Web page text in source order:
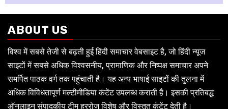
ABOUT US
विश्व में सबसे तेजी से बढ़ती हुई हिंदी समाचार वेबसाइट है, जो हिंदी न्यूज
साइटों में सबसे अधिक विश्वसनीय, प्रामाणिक और निष्पक्ष समाचार अपने
समर्पित पाठक वर्ग तक पहुंचाती है। यह अन्य भाषाई साइटों की तुलना में
अधिक विविधतापूर्ण मल्टीमीडिया कंटेंट उपलब्ध कराती है। इसकी प्रतिबद्ध
ऑनलाइन संपादकीय टीम हररोज विशेष और विस्तृत कंटेंट देती है।